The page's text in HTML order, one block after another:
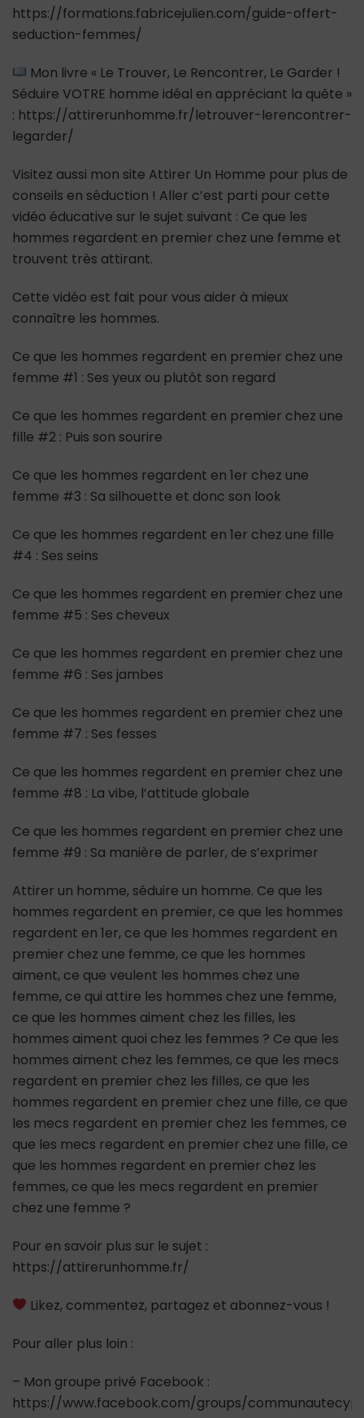
https://formations.fabricejulien.com/guide-offert-
seduction-femmes/
Mon livre « Le Trouver, Le Rencontrer, Le Garder !
Séduire VOTRE homme idéal en appréciant la quête »
: https://attirerunhomme.fr/letrouver-lerencontrer-
legarder/
Visitez aussi mon site Attirer Un Homme pour plus de
conseils en séduction ! Aller c’est parti pour cette
vidéo éducative sur le sujet suivant : Ce que les
hommes regardent en premier chez une femme et
trouvent très attirant.
Cette vidéo est fait pour vous aider à mieux
connaître les hommes.
Ce que les hommes regardent en premier chez une
femme #1 : Ses yeux ou plutôt son regard
Ce que les hommes regardent en premier chez une
fille #2 : Puis son sourire
Ce que les hommes regardent en 1er chez une
femme #3 : Sa silhouette et donc son look
Ce que les hommes regardent en 1er chez une fille
#4 : Ses seins
Ce que les hommes regardent en premier chez une
femme #5 : Ses cheveux
Ce que les hommes regardent en premier chez une
femme #6 : Ses jambes
Ce que les hommes regardent en premier chez une
femme #7 : Ses fesses
Ce que les hommes regardent en premier chez une
femme #8 : La vibe, l’attitude globale
Ce que les hommes regardent en premier chez une
femme #9 : Sa manière de parler, de s’exprimer
Attirer un homme, séduire un homme. Ce que les
hommes regardent en premier, ce que les hommes
regardent en 1er, ce que les hommes regardent en
premier chez une femme, ce que les hommes
aiment, ce que veulent les hommes chez une
femme, ce qui attire les hommes chez une femme,
ce que les hommes aiment chez les filles, les
hommes aiment quoi chez les femmes ? Ce que les
hommes aiment chez les femmes, ce que les mecs
regardent en premier chez les filles, ce que les
hommes regardent en premier chez une fille, ce que
les mecs regardent en premier chez les femmes, ce
que les mecs regardent en premier chez une fille, ce
que les hommes regardent en premier chez les
femmes, ce que les mecs regardent en premier
chez une femme ?
Pour en savoir plus sur le sujet :
https://attirerunhomme.fr/
Likez, commentez, partagez et abonnez-vous !
Pour aller plus loin :
– Mon groupe privé Facebook :
https://www.facebook.com/groups/